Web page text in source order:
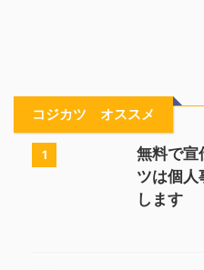
コジカツ オススメ
1
無料で宣
ツは個人
します